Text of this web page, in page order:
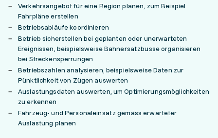
Verkehrsangebot für eine Region planen, zum Beispiel
Fahrpläne erstellen
Betriebsabläufe koordinieren
Betrieb sicherstellen bei geplanten oder unerwarteten
Ereignissen, beispielsweise Bahnersatzbusse organisieren
bei Streckensperrungen
Betriebszahlen analysieren, beispielsweise Daten zur
Pünktlichkeit von Zügen auswerten
Auslastungsdaten auswerten, um Optimierungsmöglichkeiten
zu erkennen
Fahrzeug- und Personaleinsatz gemäss erwarteter
Auslastung planen